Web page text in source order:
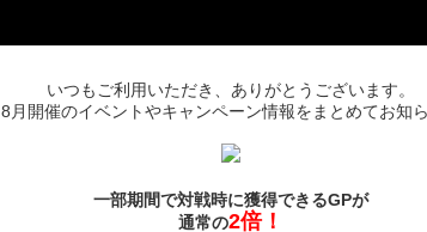
いつもご利用いただき、ありがとうございます。
8月開催のイベントやキャンペーン情報をまとめてお知
一部期間で対戦時に獲得できるGPが
通常の2倍！